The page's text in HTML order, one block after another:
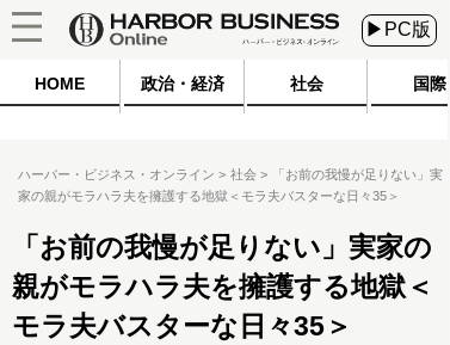
▶PC版
HOME 政治・経済 社会 国際
ハーバー・ビジネス・オンライン 社会
「お前の我慢が足りない」実
家の親がモラハラ夫を擁護する地獄＜モラ夫バスターな日々35＞
「お前の我慢が足りない」実家の
親がモラハラ夫を擁護する地獄＜
モラ夫バスターな日々35＞